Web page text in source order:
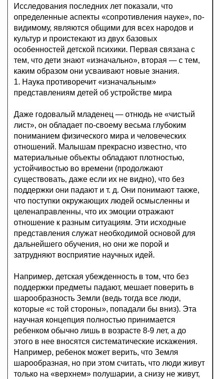
Исследования последних лет показали, что
определенные аспекты «сопротивления науке», по-
видимому, являются общими для всех народов и
культур и проистекают из двух базовых
особенностей детской психики. Первая связана с
тем, что дети знают «изначально», вторая — с тем,
каким образом они усваивают новые знания.
1. Наука противоречит «изначальным»
представлениям детей об устройстве мира
Даже годовалый младенец — отнюдь не «чистый
лист», он обладает по-своему весьма глубоким
пониманием физического мира и человеческих
отношений. Малышам прекрасно известно, что
материальные объекты обладают плотностью,
устойчивостью во времени (продолжают
существовать, даже если их не видно), что без
поддержки они падают и т. д. Они понимают также,
что поступки окружающих людей осмысленны и
целенаправленны, что их эмоции отражают
отношение к разным ситуациям. Эти исходные
представления служат необходимой основой для
дальнейшего обучения, но они же порой и
затрудняют восприятие научных идей.
Например, детская убежденность в том, что без
поддержки предметы падают, мешает поверить в
шарообразность Земли (ведь тогда все люди,
которые «с той стороны», попадали бы вниз). Эта
научная концепция полностью принимается
ребенком обычно лишь в возрасте 8-9 лет, а до
этого в нее вносятся систематические искажения.
Например, ребенок может верить, что Земля
шарообразная, но при этом считать, что люди живут
только на «верхнем» полушарии, а снизу не живут,